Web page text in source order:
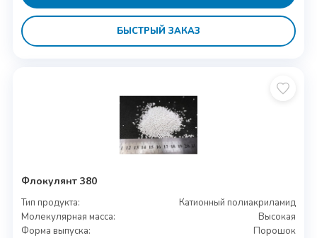
БЫСТРЫЙ ЗАКАЗ
Флокулянт 380
Тип продукта:
Катионный полиакриламид
Молекулярная масса:
Высокая
Форма выпуска:
Порошок